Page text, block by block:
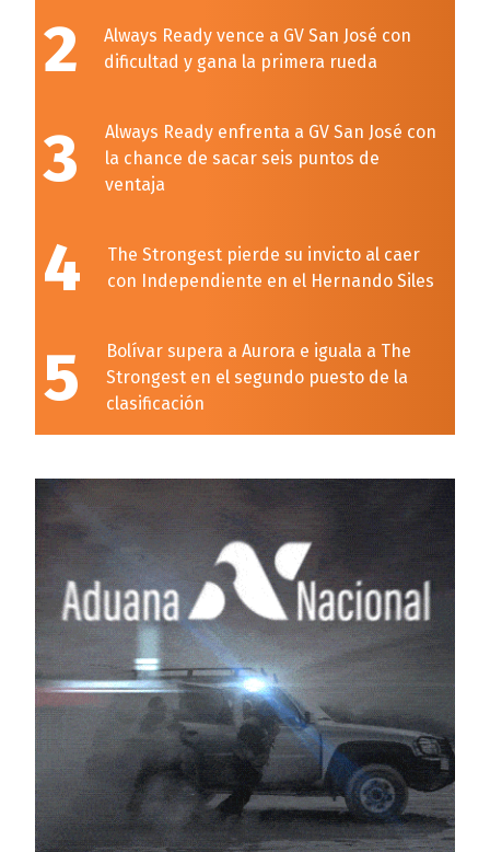
2
Always Ready vence a GV San José con
dificultad y gana la primera rueda
3
Always Ready enfrenta a GV San José con
la chance de sacar seis puntos de
ventaja
4
The Strongest pierde su invicto al caer
con Independiente en el Hernando Siles
5
Bolívar supera a Aurora e iguala a The
Strongest en el segundo puesto de la
clasificación